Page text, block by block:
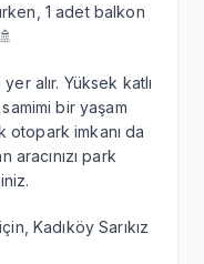
1 adet balkon
alır. Yüksek katlı
bir yaşam
otopark imkanı da
aracınızı park
Kadıköy Sarıkız